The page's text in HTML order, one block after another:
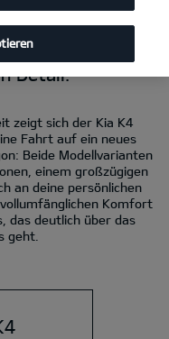
Detail.
zeigt sich der Kia K4
Fahrt auf ein neues
Beide Modellvarianten
einem großzügigen
an deine persönlichen
Komfort
das deutlich über das
geht.